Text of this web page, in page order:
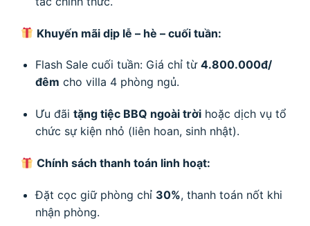
Khuyến mãi dịp lễ – hè – cuối tuần:
Flash Sale cuối tuần: Giá chỉ từ 4.800.000đ/
đêm cho villa 4 phòng ngủ.
Ưu đãi tặng tiệc BBQ ngoài trờihoặc dịch vụ tổ
chức sự kiện nhỏ (liên hoan, sinh nhật).
Chính sách thanh toán linh hoạt:
Đặt cọc giữ phòng chỉ 30%, thanh toán nốt khi
nhận phòng.